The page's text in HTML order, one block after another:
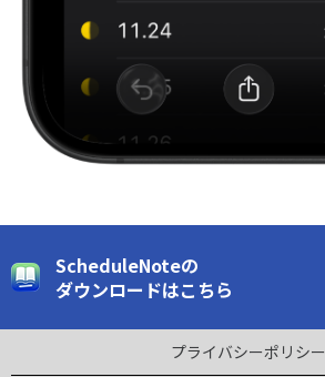
ScheduleNoteの
ダウンロードはこちら
プライバシーポリシー